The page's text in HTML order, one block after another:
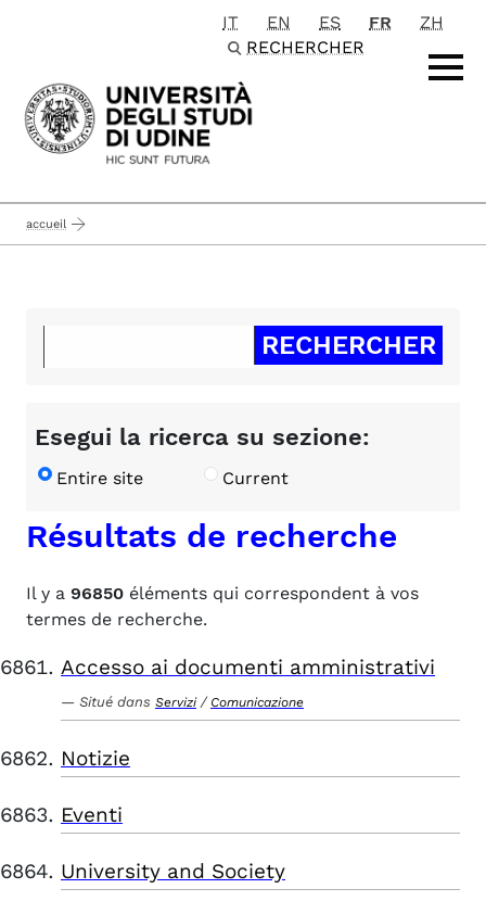
Passa al contenuto principale
IT EN ES FR
ZH
RECHERCHER
accueil
Esegui la ricerca su sezione:
Entire site Current
Résultats de recherche
Il y a 96850 éléments qui correspondent à vos
termes de recherche.
Accesso ai documenti amministrativi
Situé dans Servizi / Comunicazione
Notizie
Eventi
University and Society